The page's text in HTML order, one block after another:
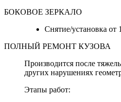
БОКОВОЕ ЗЕРКАЛО
Снятие/установка от
ПОЛНЫЙ РЕМОНТ КУЗОВА
Производится после
других нарушениях
Этапы работ: